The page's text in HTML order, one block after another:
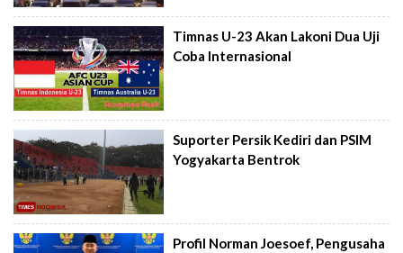
Timnas U-23 Akan Lakoni Dua Uji
Coba Internasional
Suporter Persik Kediri dan PSIM
Yogyakarta Bentrok
Profil Norman Joesoef, Pengusaha